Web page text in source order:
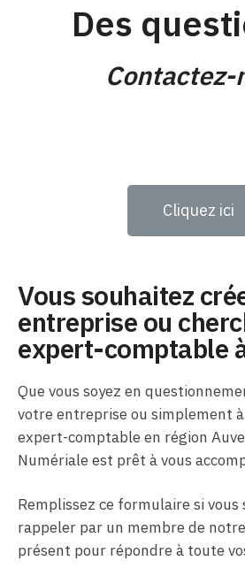
Des
Contactez-
Cliquez ici
Vous souhaitez
entreprise ou
expert-comptable
Que vous soyez en
votre entreprise ou simplement à
expert-comptable en région
Numériale est prêt à vous
Remplissez ce formulaire si
rappeler par un membre de
présent pour répondre à toute